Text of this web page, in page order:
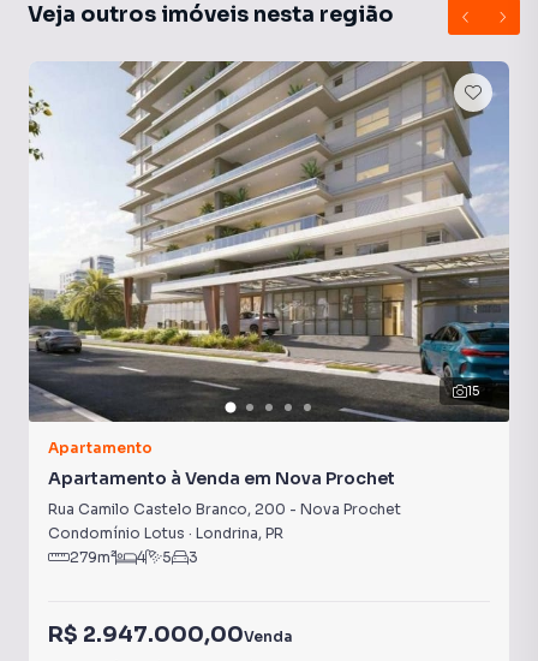
Veja outros imóveis nesta região
15
Apartamento
Apartamento à Venda em Nova Prochet
Rua Camilo Castelo Branco, 200 - Nova Prochet
Condomínio Lotus · Londrina, PR
279m² 4 5 3
R$ 2.947.000,00Venda